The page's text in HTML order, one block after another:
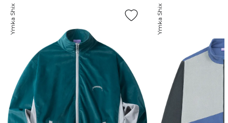
Ymka Shix Ymka Shix